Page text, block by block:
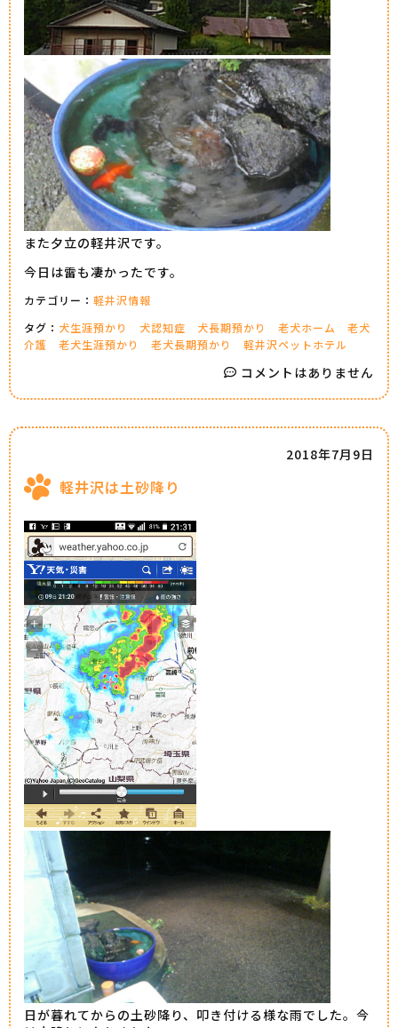
また夕立の軽井沢です。
今日は雷も凄かったです。
カテゴリー： 軽井沢情報
タグ： 犬生涯預かり 犬認知症 犬長期預かり 老犬ホーム
老犬
介護
老犬生涯預かり 老犬長期預かり 軽井沢ペットホテル
コメントはありません
軽井沢は土砂降り
2018年7月9日
日が暮れてからの土砂降り、叩き付ける様な雨でした。今